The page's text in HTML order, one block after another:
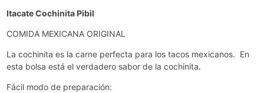
Itacate Cochinita Pibil
COMIDA MEXICANA ORIGINAL
La cochinita es la carne perfecta para los tacos mexicanos. En
esta bolsa está el verdadero sabor de la cochinita.
Fácil modo de preparación: